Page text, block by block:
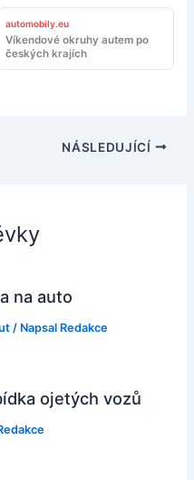
automobily.eu
Víkendové okruhy autem po
českých krajích
NÁSLEDUJÍCÍ
na auto
/ Napsal Redakce
ojetých vozů